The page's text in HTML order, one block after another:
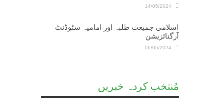
14/05/2024
اسلامی جمیعت طلبہ اور امامیہ سٹوڈنٹ
آرگنائزیشن
06/05/2024
مُنتخب کردہ خبریں